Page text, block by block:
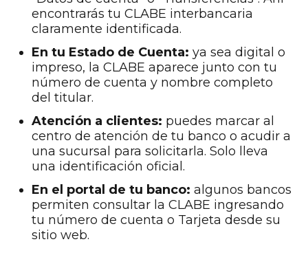
encontrarás tu CLABE interbancaria
claramente identificada.
En tu Estado de Cuenta: ya sea digital o
impreso, la CLABE aparece junto con tu
número de cuenta y nombre completo
del titular.
Atención a clientes: puedes marcar al
centro de atención de tu banco o acudir a
una sucursal para solicitarla. Solo lleva
una identificación oficial.
En el portal de tu banco: algunos bancos
permiten consultar la CLABE ingresando
tu número de cuenta o Tarjeta desde su
sitio web.